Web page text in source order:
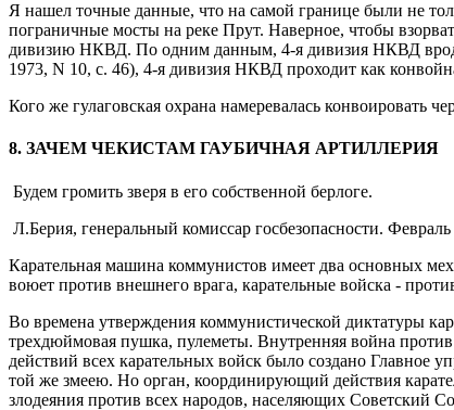
Я нашел точные данные, что на самой границе были не
пограничные мосты на реке Прут. Наверное, чтобы
дивизию НКВД. По одним данным, 4-я дивизия НКВД
1973, N 10, с. 46), 4-я дивизия НКВД проходит как
Кого же гулаговская охрана намеревалась конвоировать
8. ЗАЧЕМ ЧЕКИСТАМ ГАУБИЧНАЯ АРТИЛЛЕРИЯ
Будем громить зверя в его собственной берлоге.
Л.Берия, генеральный комиссар госбезопасности. Февраль
Карательная машина коммунистов имеет два основных
воюет против внешнего врага, карательные войска -
Во времена утверждения коммунистической диктатуры
трехдюймовая пушка, пулеметы. Внутренняя война
действий всех карательных войск было создано Главное
той же змеею. Но орган, координирующий действия
злодеяния против всех народов, населяющих Советский